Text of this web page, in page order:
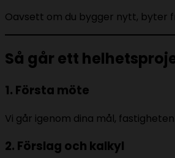
Oavsett om du bygger nytt, byter
Så går ett
1. Första möte
Vi går igenom dina mål,
2. Förslag och kalkyl